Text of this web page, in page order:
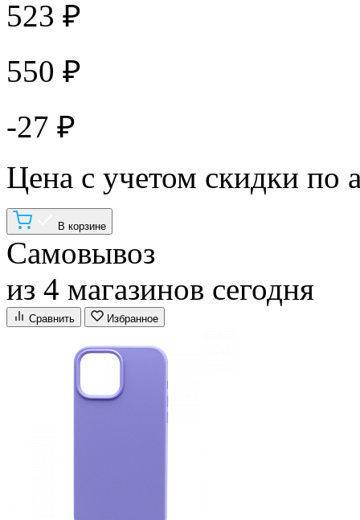
523 ₽
550 ₽
-27 ₽
Цена с учетом скидки по
В корзине
Самовывоз
из 4 магазинов сегодня
Сравнить Избранное